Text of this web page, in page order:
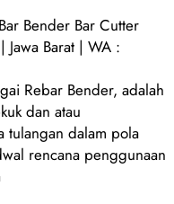
Bender Bar Cutter
Jawa Barat | WA :
Rebar Bender, adalah
dan atau
tulangan dalam pola
rencana penggunaan